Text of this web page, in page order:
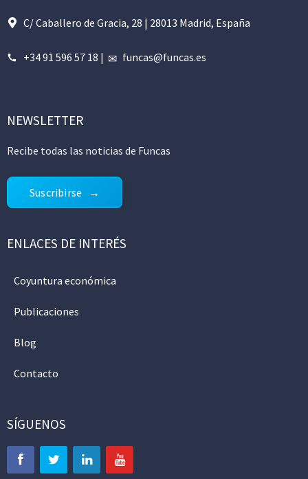
C/ Caballero de Gracia, 28 | 28013 Madrid, España
+34 91 596 57 18 | funcas@funcas.es
NEWSLETTER
Recibe todas las noticias de Funcas
Suscribirse
ENLACES DE INTERÉS
Coyuntura económica
Publicaciones
Blog
Contacto
SÍGUENOS